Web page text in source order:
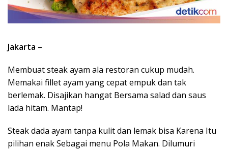
Jakarta –
Membuat steak ayam ala restoran cukup mudah.
Memakai fillet ayam yang cepat empuk dan tak
berlemak. Disajikan hangat Bersama salad dan saus
lada hitam. Mantap!
Steak dada ayam tanpa kulit dan lemak bisa Karena Itu
pilihan enak Sebagai menu Pola Makan. Dilumuri